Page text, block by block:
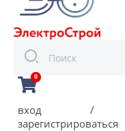
0
вход
/
зарегистрироваться